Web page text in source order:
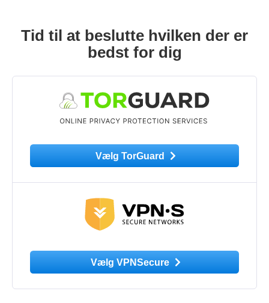
Tid til at beslutte hvilken der er
bedst for dig
Vælg TorGuard
Vælg VPNSecure